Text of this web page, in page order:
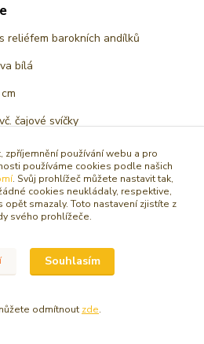
reliéfem barokních andílků
bílá
čajové svíčky
ANDĚLSKÉ
zpříjemnění používání webu a pro
používáme cookies podle našich
. Svůj prohlížeč můžete nastavit tak,
cookies neukládaly, respektive,
smazaly. Toto nastavení zjistíte z
svého prohlížeče.
Souhlasím
odmítnout zde.